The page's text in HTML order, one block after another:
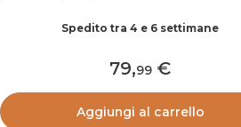
Spedito tra 4 e 6 settimane
79,99
Aggiungi al carrello